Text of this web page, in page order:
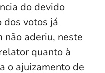
do devido
dos votos já
não aderiu, neste
quanto à
o ajuizamento de